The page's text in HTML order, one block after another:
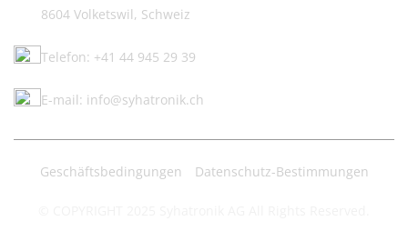
8604 Volketswil, Schweiz
Telefon: +41 44 945 29 39
E-mail: info@syhatronik.ch
Geschäftsbedingungen Datenschutz-Bestimmungen